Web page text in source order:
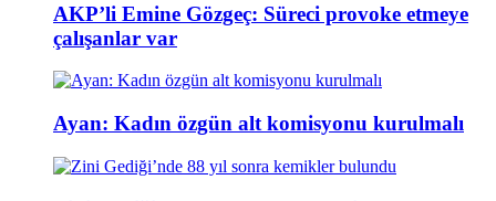
AKP’li Emine Gözgeç: Süreci provoke etmeye
çalışanlar var
Ayan: Kadın özgün alt komisyonu kurulmalı